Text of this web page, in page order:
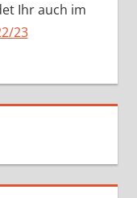
Ihr auch im
23